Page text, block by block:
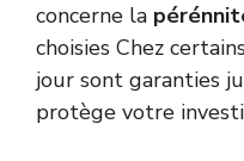
concerne la
choisies Chez
jour sont garanties
protège votre